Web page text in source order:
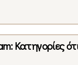
Κατηγορίες